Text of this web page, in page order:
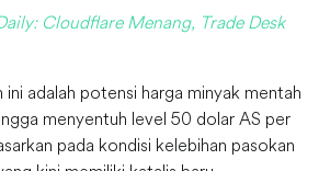
Cloudflare Menang, Trade Desk
ini adalah potensi harga minyak mentah
menyentuh level 50 dolar AS per
pada kondisi kelebihan pasokan